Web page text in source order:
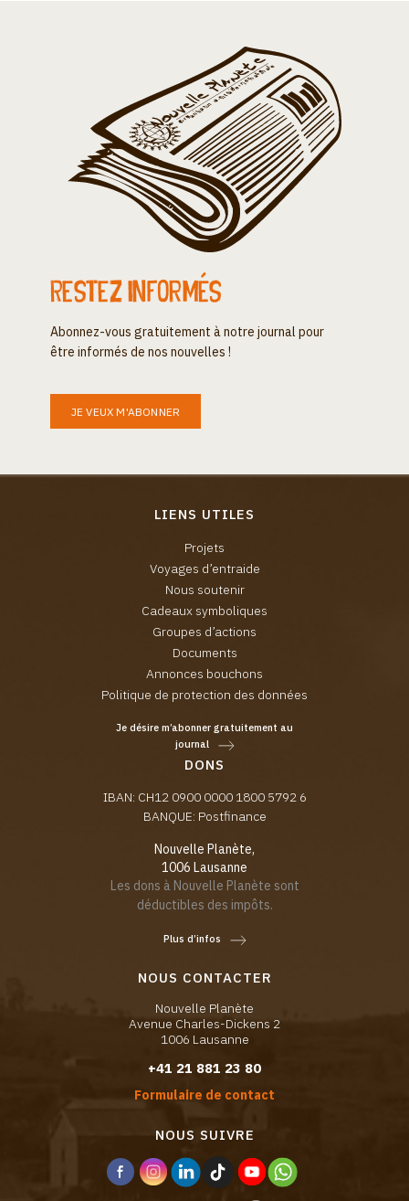
Restez informés
Abonnez-vous gratuitement à notre journal pour
être informés de nos nouvelles !
JE VEUX M'ABONNER
LIENS UTILES
Projets
Voyages d’entraide
Nous soutenir
Cadeaux symboliques
Groupes d’actions
Documents
Annonces bouchons
Politique de protection des données
Je désire m’abonner gratuitement au
journal
DONS
IBAN: CH12 0900 0000 1800 5792 6
BANQUE: Postfinance
Nouvelle Planète,
1006 Lausanne
Les dons à Nouvelle Planète sont
déductibles des impôts.
Plus d’infos
NOUS CONTACTER
Nouvelle Planète
Avenue Charles-Dickens 2
1006 Lausanne
+41 21 881 23 80
Formulaire de contact
NOUS SUIVRE